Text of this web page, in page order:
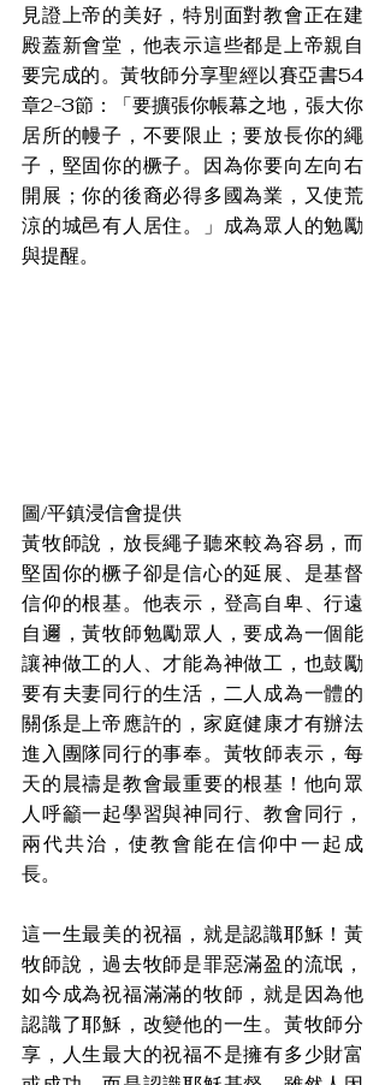
見證上帝的美好，特別面對教會正在建
殿蓋新會堂，他表示這些都是上帝親自
要完成的。黃牧師分享聖經以賽亞書54
章2-3節：「要擴張你帳幕之地，張大你
居所的幔子，不要限止；要放長你的繩
子，堅固你的橛子。因為你要向左向右
開展；你的後裔必得多國為業，又使荒
涼的城邑有人居住。」成為眾人的勉勵
與提醒。
圖/平鎮浸信會提供
黃牧師說，放長繩子聽來較為容易，而
堅固你的橛子卻是信心的延展、是基督
信仰的根基。他表示，登高自卑、行遠
自邇，黃牧師勉勵眾人，要成為一個能
讓神做工的人、才能為神做工，也鼓勵
要有夫妻同行的生活，二人成為一體的
關係是上帝應許的，家庭健康才有辦法
進入團隊同行的事奉。黃牧師表示，每
天的晨禱是教會最重要的根基！他向眾
人呼籲一起學習與神同行、教會同行，
兩代共治，使教會能在信仰中一起成
長。
這一生最美的祝福，就是認識耶穌！黃
牧師說，過去牧師是罪惡滿盈的流氓，
如今成為祝福滿滿的牧師，就是因為他
認識了耶穌，改變他的一生。黃牧師分
享，人生最大的祝福不是擁有多少財富